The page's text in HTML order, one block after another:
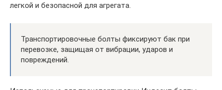
легкой и безопасной для агрегата.
Транспортировочные болты фиксируют бак при
перевозке, защищая от вибрации, ударов и
повреждений.